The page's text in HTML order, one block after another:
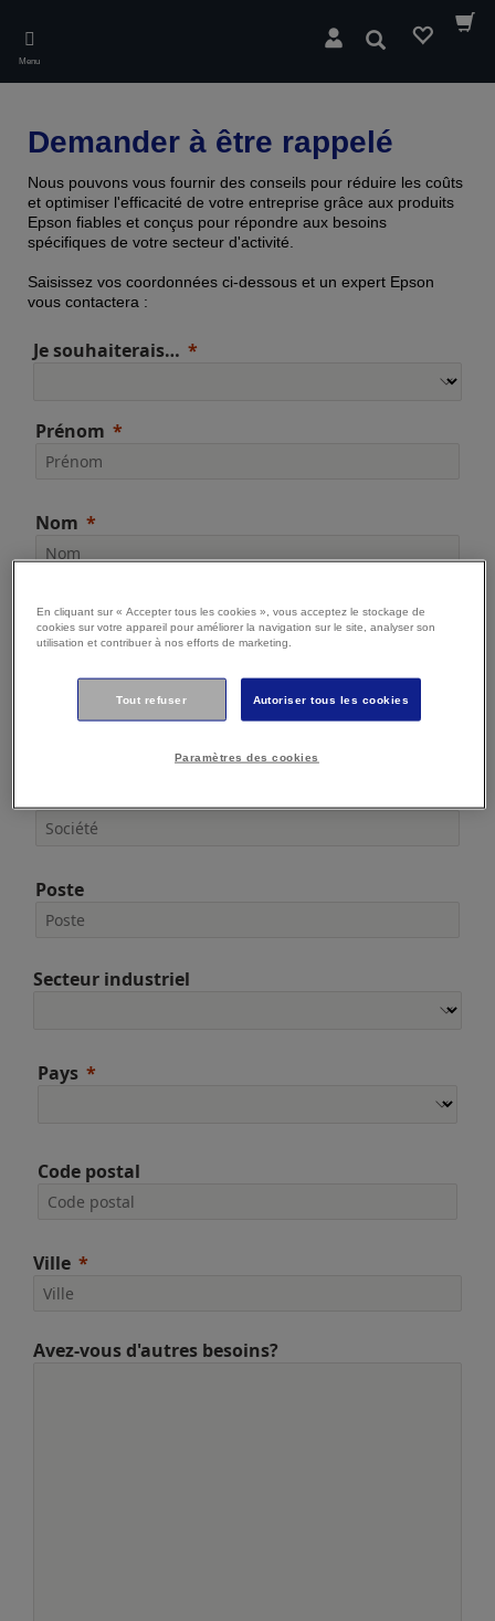
main
content
Menu
Rechercher
Demander à être rappelé
Nous pouvons vous fournir des conseils pour réduire les coûts
et optimiser l'efficacité de votre entreprise grâce aux produits
Epson fiables et conçus pour répondre aux besoins
spécifiques de votre secteur d'activité.
Saisissez vos coordonnées ci-dessous et un expert Epson
vous contactera :
Je souhaiterais…
Prénom
Nom
E-mail
Téléphone
Poste
Secteur industriel
Pays
Code postal
Ville
Avez-vous d'autres besoins?
En cliquant sur « Accepter tous les cookies », vous acceptez le stockage de
cookies sur votre appareil pour améliorer la navigation sur le site, analyser son
utilisation et contribuer à nos efforts de marketing.
Tout refuser Autoriser tous les cookies
Paramètres des cookies